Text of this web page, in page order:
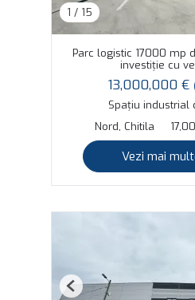
1 / 15
Parc logistic 17000 mp
investiție cu
13,000,000 €
Spațiu industrial
Nord, Chitila
Vezi mai
Previous